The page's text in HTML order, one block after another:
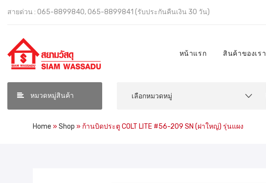
สายด่วน : 065-8899840, 065-8899841 (รับประกันคืนเงิน 30 วัน)
หน้าแรก สินค้าของเรา
หมวดหมู่สินค้า
Home »Shop » ก้านบิดประตู COLT LITE #56-209 SN (ฝาใหญ่) รุ่นแผง